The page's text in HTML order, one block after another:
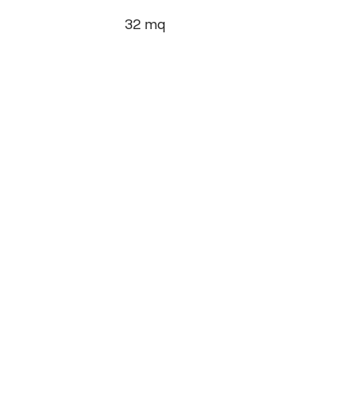
32 mq